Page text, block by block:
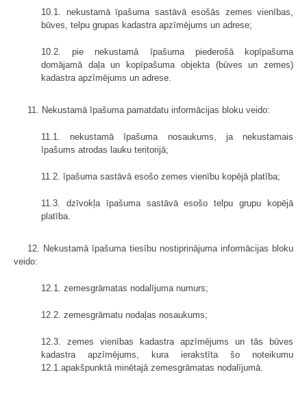
10.1. nekustamā īpašuma sastāvā esošās zemes vienības,
būves, telpu grupas kadastra apzīmējums un adrese;
10.2. pie nekustamā īpašuma piederošā kopīpašuma
domājamā daļa un kopīpašuma objekta (būves un zemes)
kadastra apzīmējums un adrese.
11. Nekustamā īpašuma pamatdatu informācijas bloku veido:
11.1. nekustamā īpašuma nosaukums, ja nekustamais
īpašums atrodas lauku teritorijā;
11.2. īpašuma sastāvā esošo zemes vienību kopējā platība;
11.3. dzīvokļa īpašuma sastāvā esošo telpu grupu kopējā
platība.
12. Nekustamā īpašuma tiesību nostiprinājuma informācijas bloku
veido:
12.1. zemesgrāmatas nodalījuma numurs;
12.2. zemesgrāmatu nodaļas nosaukums;
12.3. zemes vienības kadastra apzīmējums un tās būves
kadastra apzīmējums, kura ierakstīta šo noteikumu
12.1.apakšpunktā minētajā zemesgrāmatas nodalījumā.